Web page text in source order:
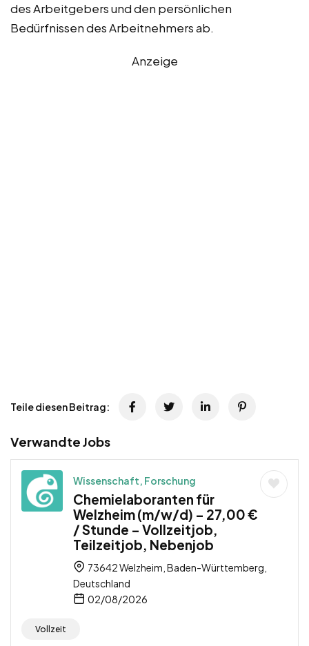
des Arbeitgebers und den persönlichen
Bedürfnissen des Arbeitnehmers ab.
Anzeige
Teile diesen Beitrag:
Verwandte Jobs
Wissenschaft, Forschung
Chemielaboranten für
Welzheim (m/w/d) – 27,00 €
/ Stunde – Vollzeitjob,
Teilzeitjob, Nebenjob
73642 Welzheim, Baden-Württemberg,
Deutschland
02/08/2026
Vollzeit